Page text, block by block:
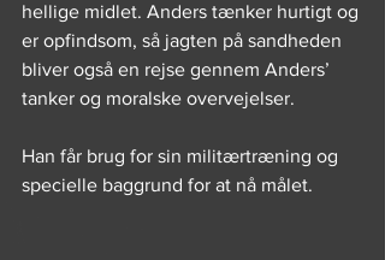
hellige midlet. Anders tænker hurtigt og
er opfindsom, så jagten på sandheden
bliver også en rejse gennem Anders’
tanker og moralske overvejelser.
Han får brug for sin militærtræning og
specielle baggrund for at nå målet.